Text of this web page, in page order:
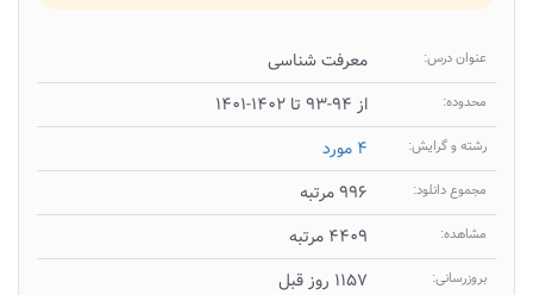
عنوان درس: معرفت شناسی
محدوده: از ۹۴-۹۳ تا ۱۴۰۲-۱۴۰۱
رشته و گرایش: ۴ مورد
مجموع دانلود: ۹۹۶ مرتبه
مشاهده: ۴۴۰۹ مرتبه
بروزرسانی: ۱۱۵۷ روز قبل